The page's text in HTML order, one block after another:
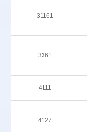
31161
3361
4111
4127